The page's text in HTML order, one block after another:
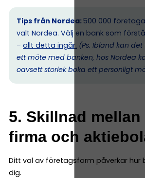
Tips från Nordea: 500 000
valt Nordea. Välj en bank som
– allt detta ingår. (Ps. Ibland kan det
ett möte med banken, hos Nordea
oavsett storlek boka ett personligt
5. Skillnad
firma och
Ditt val av företagsform påverkar hur
dig.